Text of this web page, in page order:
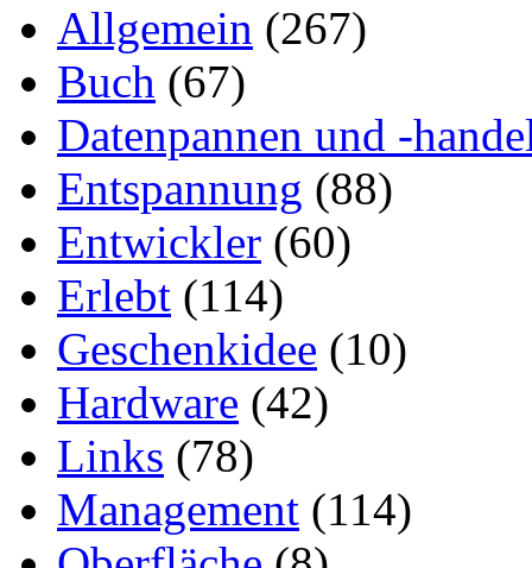
Allgemein (267)
Buch (67)
Datenpannen und -
Entspannung (88)
Entwickler (60)
Erlebt (114)
Geschenkidee (10)
Hardware (42)
Links (78)
Management (114)